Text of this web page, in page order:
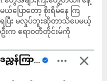
ြောတော့ စိုးရိမ်နေ ကြ
း မလှုပ်ဘူးဆိုတာသိပေမယ့်
းက ဧရာ၀တီတိုင်းမ်ကို